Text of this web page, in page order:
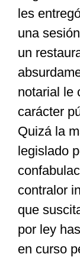
les
una
un
notarial le
carácter
Quizá la
legislado
contralor
que
por ley
en curso